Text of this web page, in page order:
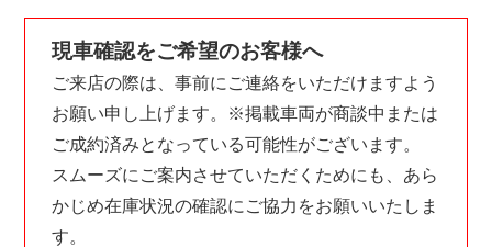
現車確認をご希望のお客様へ
ご来店の際は、事前にご連絡をいただけますよう
お願い申し上げます。※掲載車両が商談中または
ご成約済みとなっている可能性がございます。
スムーズにご案内させていただくためにも、あら
かじめ在庫状況の確認にご協力をお願いいたしま
す。